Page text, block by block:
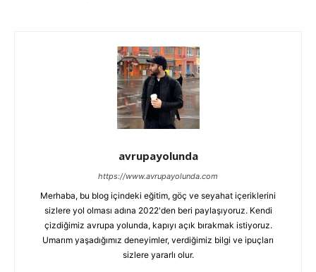
avrupayolunda
https://www.avrupayolunda.com
Merhaba, bu blog içindeki eğitim, göç ve seyahat içeriklerini
sizlere yol olması adına 2022'den beri paylaşıyoruz. Kendi
çizdiğimiz avrupa yolunda, kapıyı açık bırakmak istiyoruz.
Umarım yaşadığımız deneyimler, verdiğimiz bilgi ve ipuçları
sizlere yararlı olur.